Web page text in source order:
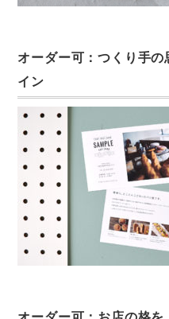
オーダー可：つくり手
イン